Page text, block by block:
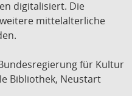
digitalisiert. Die
mittelalterliche
für Kultur
Bibliothek, Neustart